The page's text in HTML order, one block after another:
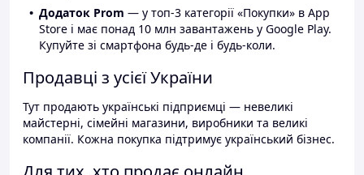
Додаток Prom — у топ-3 категорії «Покупки» в App
Store і має понад 10 млн завантажень у Google Play.
Купуйте зі смартфона будь-де і будь-коли.
Продавці з усієї України
Тут продають українські підприємці — невеликі
майстерні, сімейні магазини, виробники та великі
компанії. Кожна покупка підтримує український бізнес.